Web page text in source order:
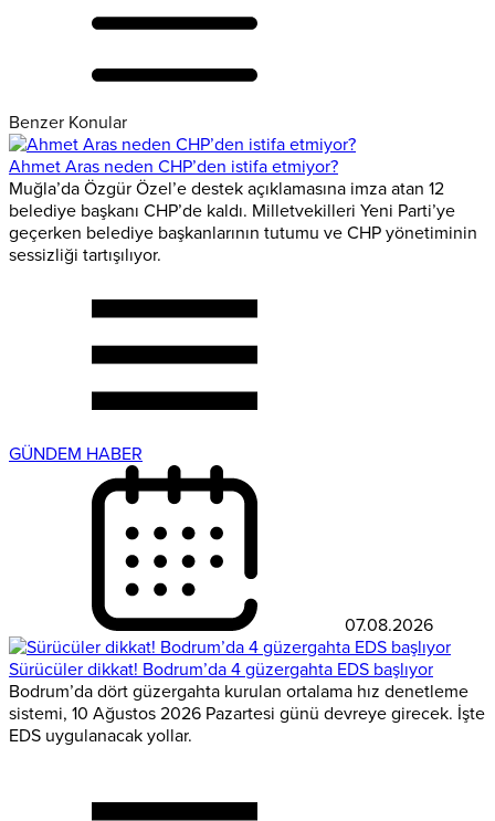
Benzer Konular
Ahmet Aras neden CHP’den istifa etmiyor?
Muğla’da Özgür Özel’e destek açıklamasına imza atan 12
belediye başkanı CHP’de kaldı. Milletvekilleri Yeni Parti’ye
geçerken belediye başkanlarının tutumu ve CHP yönetiminin
sessizliği tartışılıyor.
GÜNDEM HABER
07.08.2026
Sürücüler dikkat! Bodrum’da 4 güzergahta EDS başlıyor
Bodrum’da dört güzergahta kurulan ortalama hız denetleme
sistemi, 10 Ağustos 2026 Pazartesi günü devreye girecek. İşte
EDS uygulanacak yollar.